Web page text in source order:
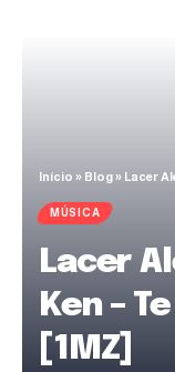
Início » Blog» Lacer
MÚSICA
Lacer
Ken –
[1MZ]